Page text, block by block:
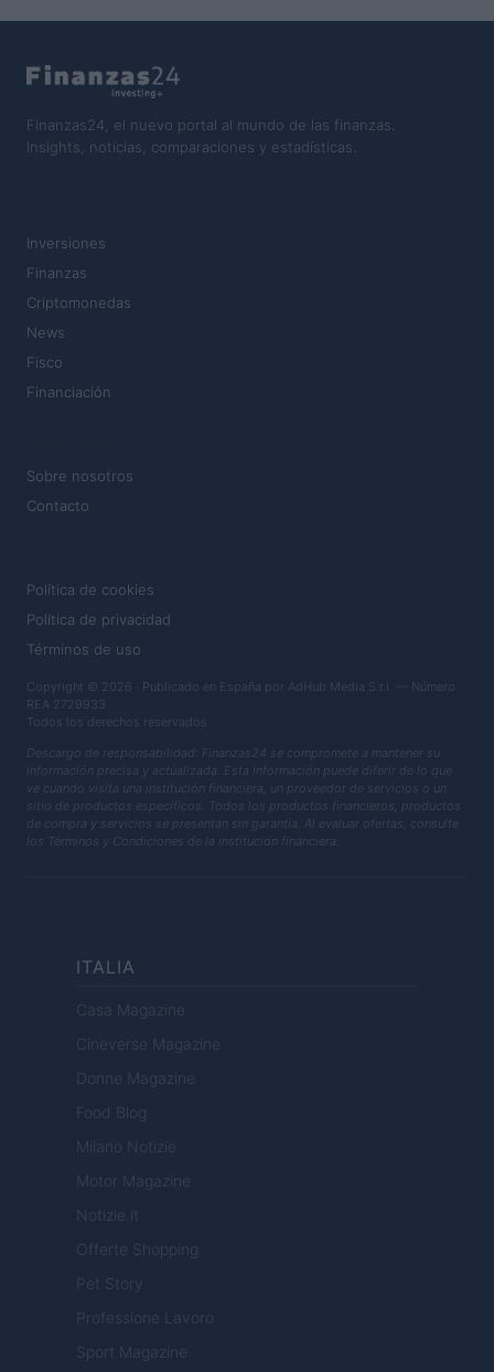
Finanzas24, el nuevo portal al mundo de las finanzas.
Insights, noticias, comparaciones y estadísticas.
Inversiones
Finanzas
Criptomonedas
News
Fisco
Financiación
Sobre nosotros
Contacto
Política de cookies
Política de privacidad
Términos de uso
Copyright © 2026 · Publicado en España por AdHub Media S.r.l. — Número
REA 2729933
Todos los derechos reservados
Descargo de responsabilidad: Finanzas24 se compromete a mantener su
información precisa y actualizada. Esta información puede diferir de lo que
ve cuando visita una institución financiera, un proveedor de servicios o un
sitio de productos específicos. Todos los productos financieros, productos
de compra y servicios se presentan sin garantía. Al evaluar ofertas, consulte
los Términos y Condiciones de la institución financiera.
ITALIA
Casa Magazine
Cineverse Magazine
Donne Magazine
Food Blog
Milano Notizie
Motor Magazine
Notizie.it
Offerte Shopping
Pet Story
Professione Lavoro
Sport Magazine